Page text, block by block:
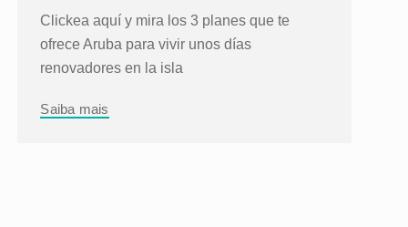
Clickea aquí y mira los 3 planes que te
ofrece Aruba para vivir unos días
renovadores en la isla
Saiba mais